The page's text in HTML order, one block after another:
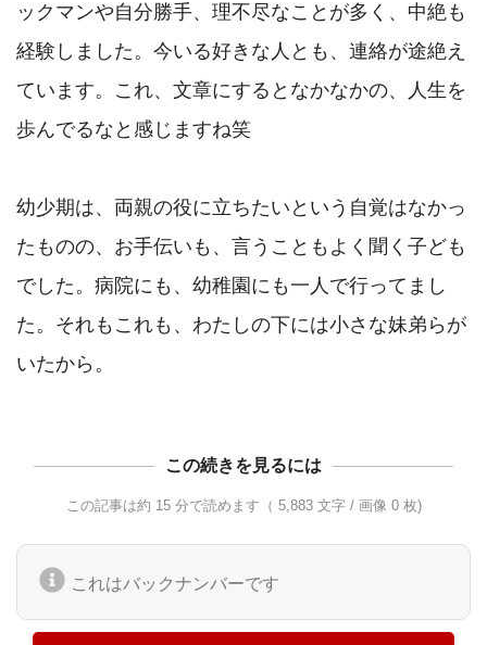
ックマンや自分勝手、理不尽なことが多く、中絶も
経験しました。今いる好きな人とも、連絡が途絶え
ています。これ、文章にするとなかなかの、人生を
歩んでるなと感じますね笑
幼少期は、両親の役に立ちたいという自覚はなかっ
たものの、お手伝いも、言うこともよく聞く子ども
でした。病院にも、幼稚園にも一人で行ってまし
た。それもこれも、わたしの下には小さな妹弟らが
この続きを見るには
この記事は約 15 分で読めます（ 5,883 文字 / 画像 0 枚)
これはバックナンバーです